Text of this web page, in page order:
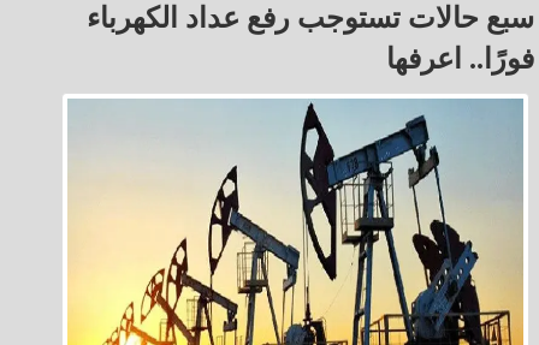
سبع حالات تستوجب رفع عداد الكهرباء
فورًا.. اعرفها